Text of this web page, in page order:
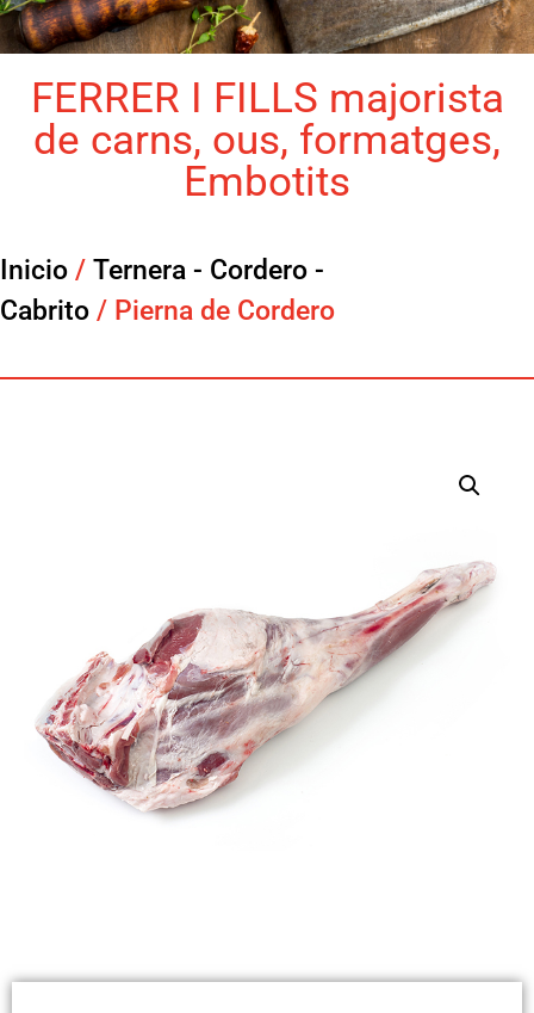
FERRER I FILLS majorista
de carns, ous, formatges,
Embotits
Inicio / Ternera - Cordero -
Cabrito / Pierna de Cordero